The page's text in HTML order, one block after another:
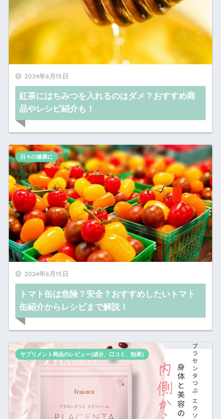
2024年6月15日
紅茶にはちみつを入れるのはダメ？おすすめ商
品やレシピ紹介も！
2024年6月15日
トマト缶は危険？安全？おすすめしたいトマト
缶紹介からレシピまで解説！
日々の健康に
サプリメント商品のレビュー(成分、口コミ、効果)